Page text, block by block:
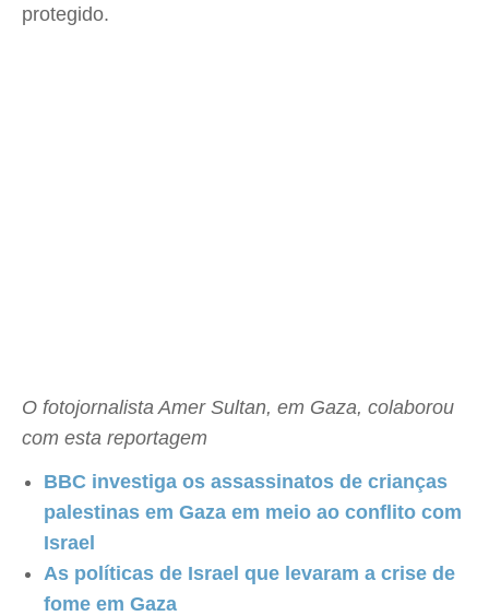
protegido.
O fotojornalista Amer Sultan, em Gaza, colaborou
com esta reportagem
BBC investiga os assassinatos de crianças
palestinas em Gaza em meio ao conflito com
Israel
As políticas de Israel que levaram a crise de
fome em Gaza